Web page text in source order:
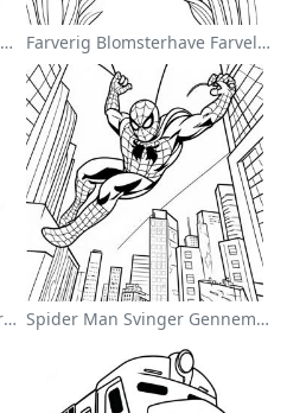
Sød Påskehare Farvelægningsside Farverig Blomsterhave Farvelægningsside
Sød Hello Kitty Med Sløjfe Farvelægningsside Spider Man Svinger Gennem Byen Farvelægningsside